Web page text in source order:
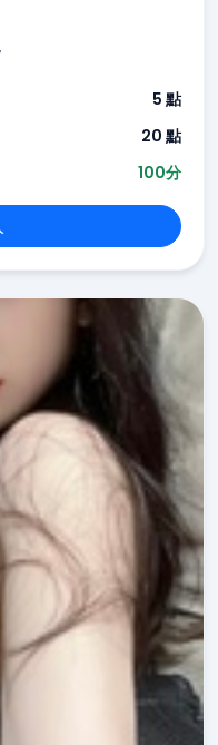
5 點
20 點
100分